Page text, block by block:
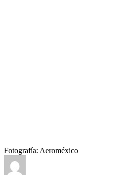
Fotografía: Aeroméxico